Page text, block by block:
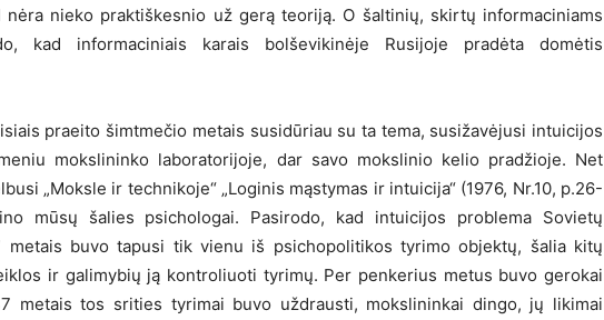
nėra nieko praktiškesnio už gerą teoriją. O šaltinių, skirtų informaciniams
kad informaciniais karais bolševikinėje Rusijoje pradėta domėtis
praeito šimtmečio metais susidūriau su ta tema, susižavėjusi intuicijos
mokslininko laboratorijoje, dar savo mokslinio kelio pradžioje. Net
„Moksle ir technikoje“ „Loginis mąstymas ir intuicija“ (1976, Nr.10, p.26-
mūsų šalies psichologai. Pasirodo, kad intuicijos problema Sovietų
metais buvo tapusi tik vienu iš psichopolitikos tyrimo objektų, šalia kitų
ir galimybių ją kontroliuoti tyrimų. Per penkerius metus buvo gerokai
metais tos srities tyrimai buvo uždrausti, mokslininkai dingo, jų likimai